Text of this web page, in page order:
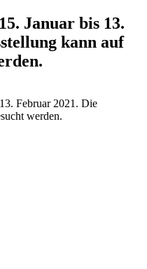
Januar bis 13.
kann auf
Februar 2021. Die
werden.